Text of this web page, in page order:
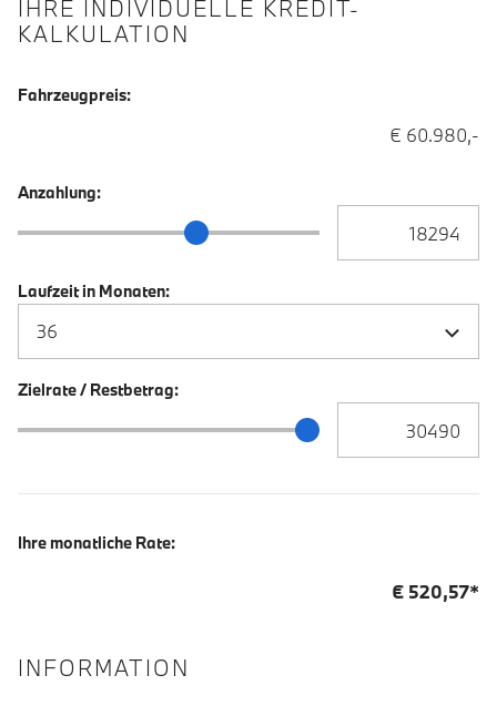
IHRE INDIVIDUELLE KREDIT-
KALKULATION
Fahrzeugpreis:
€ 60.980,-
Anzahlung:
Anzahlung Schieberegler
Laufzeit in Monaten:
Zielrate / Restbetrag:
Zielrate / Restbetrag Schieberegler
Ihre monatliche Rate:
€ 520,57*
INFORMATION